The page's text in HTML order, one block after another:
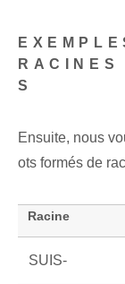
RACINES
S
Ensuite, nous
ots formés de
Racine
SUIS-